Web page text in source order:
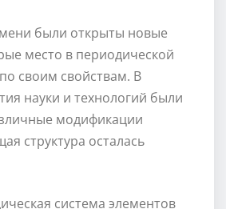
были открыты новые
место в периодической
своим свойствам. В
науки и технологий были
модификации
структура осталась
система элементов